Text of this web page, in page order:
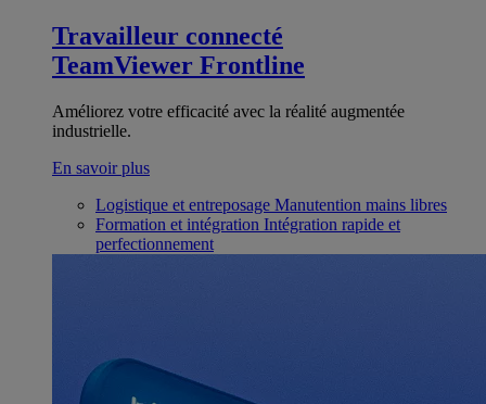
Travailleur connecté
TeamViewer Frontline
Améliorez votre efficacité avec la réalité augmentée
industrielle.
En savoir plus
Logistique et entreposage Manutention mains libres
Formation et intégration Intégration rapide et
perfectionnement